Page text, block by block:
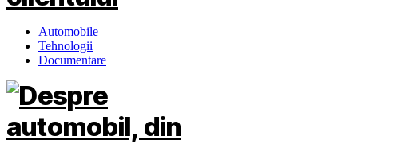
Automobile
Tehnologii
Documentare